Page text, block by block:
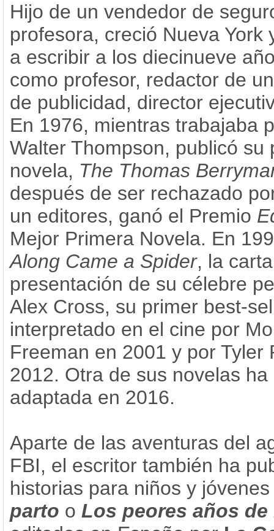
Hijo de un vendedor de
profesora, creció Nueva York
a escribir a los diecinueve
como profesor, redactor de
de publicidad, director
En 1976, mientras trabajaba
Walter Thompson, publicó su
novela, The Thomas
después de ser rechazado
un editores, ganó el Premio
Mejor Primera Novela. En
Along Came a Spider, la
presentación de su célebre
Alex Cross, su primer best-
interpretado en el cine por
Freeman en 2001 y por Tyler
2012. Otra de sus novelas ha
adaptada en 2016.
Aparte de las aventuras del
FBI, el escritor también ha
historias para niños y
parto o Los peores años de